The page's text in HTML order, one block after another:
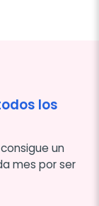
los
un
mes por ser